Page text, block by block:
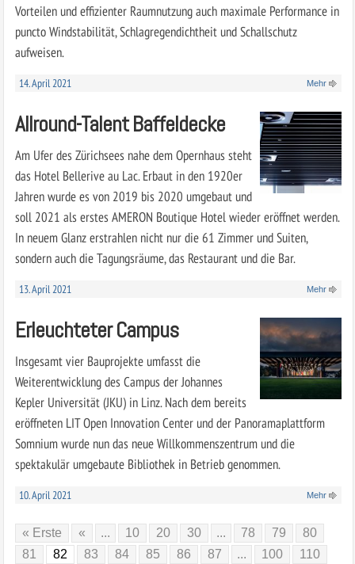
Vorteilen und effizienter Raumnutzung auch maximale Performance in
puncto Windstabilität, Schlagregendichtheit und Schallschutz
aufweisen.
14. April 2021 Mehr
Allround-Talent Baffeldecke
Am Ufer des Zürichsees nahe dem Opernhaus steht
das Hotel Bellerive au Lac. Erbaut in den 1920er
Jahren wurde es von 2019 bis 2020 umgebaut und
soll 2021 als erstes AMERON Boutique Hotel wieder eröffnet werden.
In neuem Glanz erstrahlen nicht nur die 61 Zimmer und Suiten,
sondern auch die Tagungsräume, das Restaurant und die Bar.
13. April 2021 Mehr
Erleuchteter Campus
Insgesamt vier Bauprojekte umfasst die
Weiterentwicklung des Campus der Johannes
Kepler Universität (JKU) in Linz. Nach dem bereits
eröffneten LIT Open Innovation Center und der Panoramaplattform
Somnium wurde nun das neue Willkommenszentrum und die
spektakulär umgebaute Bibliothek in Betrieb genommen.
10. April 2021 Mehr
« Erste « ... 10 20 30 ... 78 79
80
81
82 83 84 85 86 87 ... 100
110